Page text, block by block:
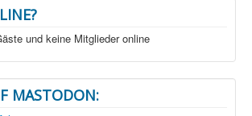
und keine Mitglieder online
MASTODON: